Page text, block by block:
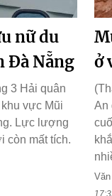
nữ du
Đà Nẵng
3 Hải quân
vực Mũi
Lực lượng
còn mất tích.
ở
An